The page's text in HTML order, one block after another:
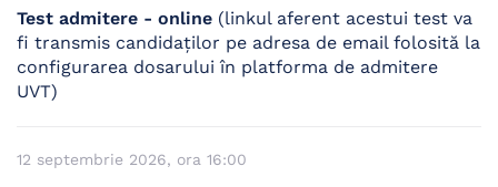
Test admitere - online (linkul aferent acestui test va
fi transmis candidaților pe adresa de email folosită la
configurarea dosarului în platforma de admitere
UVT)
12 septembrie 2026, ora 16:00